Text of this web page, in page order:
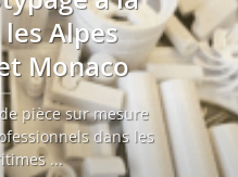
Alpes
Monaco
pièce sur mesure
dans les
...